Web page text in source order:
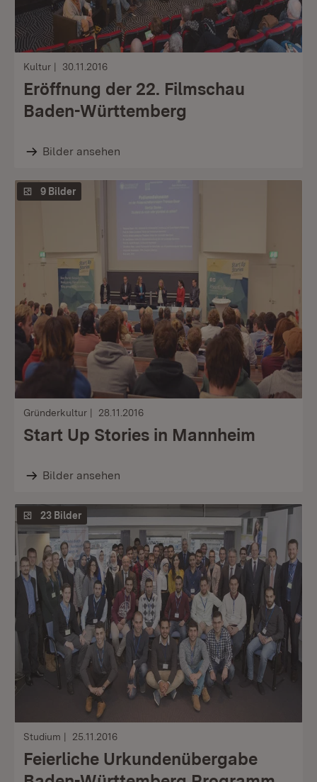
Kultur 30.11.2016
Eröffnung der 22. Filmschau
Baden-Württemberg
Bilder ansehen
9 Bilder
Gründerkultur 28.11.2016
Start Up Stories in Mannheim
Bilder ansehen
23 Bilder
Studium 25.11.2016
Feierliche Urkundenübergabe